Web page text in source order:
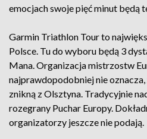
emocjach swoje pięć minut będą
Garmin Triathlon Tour to
Polsce. Tu do wyboru będą 3
Mana. Organizacja mistrzostw
najprawdopodobniej nie
znikną z Olsztyna. Tradycyjnie
rozegrany Puchar Europy.
organizatorzy jeszcze nie podają.